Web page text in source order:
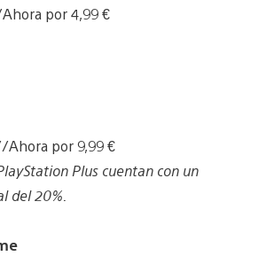
por 4,99 €
Ahora por 9,99 €
Plus cuentan con un
del 20%.